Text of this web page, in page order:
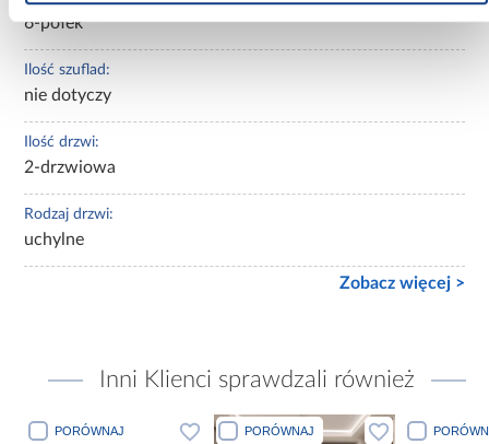
6-półek
Ilość szuflad:
nie dotyczy
Ilość drzwi:
2-drzwiowa
Rodzaj drzwi:
uchylne
Zobacz więcej >
Inni Klienci sprawdzali również
PORÓWNAJ PORÓWNAJ